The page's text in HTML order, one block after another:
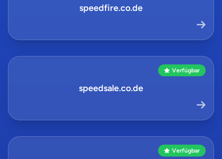
speedfire.co.de
Verfügbar
speedsale.co.de
Verfügbar